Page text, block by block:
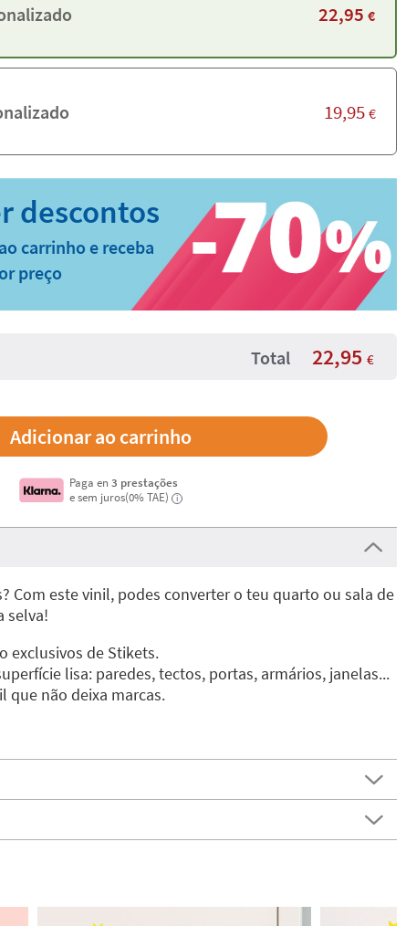
22,95 €
19,95 €
carrinho e receba
preço
Total 22,95 €
Paga en3 prestações
e sem juros(0% TAE)
i
Com este vinil, podes converter o teu quarto ou sala de
selva!
exclusivos de Stikets.
lisa: paredes, tectos, portas, armários, janelas...
que não deixa marcas.